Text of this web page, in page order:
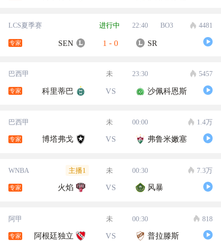
LCS夏季赛 进行中 22:40 BO3 4481
专家 SEN 1 - 0 SR
巴西甲 未 23:30 5457
专家 科里蒂巴 VS 沙佩科恩斯
巴西甲 未 00:00 1.4万
专家 博塔弗戈 VS 弗鲁米嫩塞
WNBA 主播1 未 00:30 7.3万
专家 火焰 VS 风暴
阿甲 未 00:30 818
专家 阿根廷独立 VS 普拉滕斯